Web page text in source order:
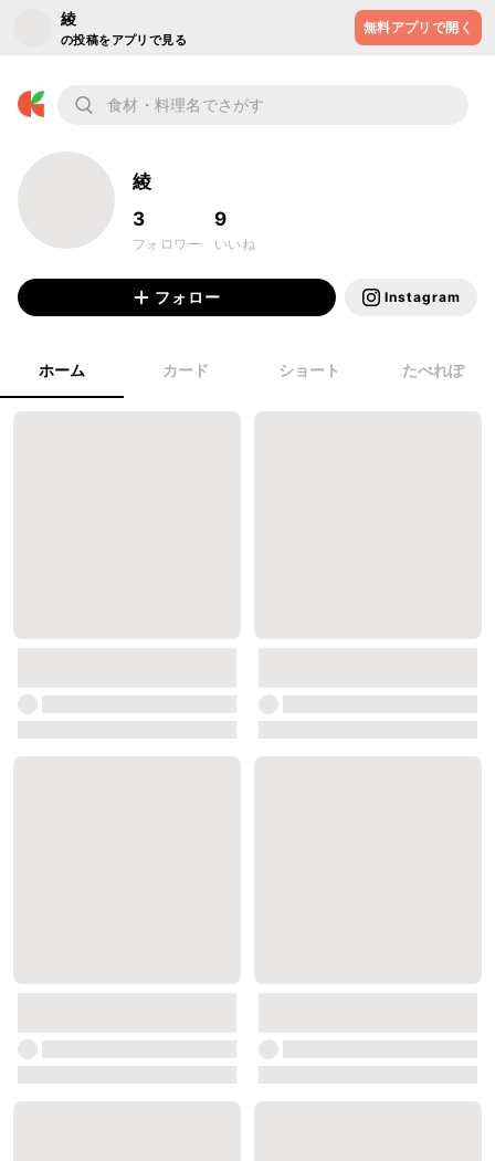
綾
の投稿をアプリで見る
無料アプリで開く
綾
3
フォロワー
9
いいね
フォロー Instagram
ホーム カード ショート たべれぽ